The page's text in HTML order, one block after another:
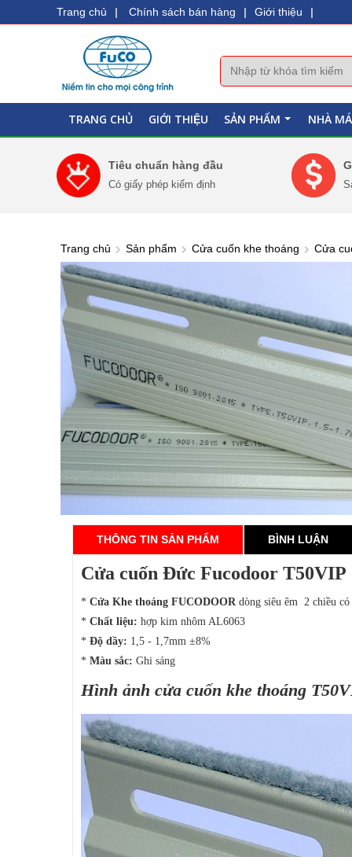
Trang chủ | Chính sách bán hàng | Giới thiệu |
TRANG CHỦ GIỚI THIỆU SẢN PHẨM NHÀ
Tiêu chuẩn hàng đầu
Có giấy phép kiểm định
Trang chủ Sản phẩm Cửa cuốn khe thoáng Cửa
THÔNG TIN SẢN PHẨM BÌNH LUẬN
Cửa cuốn Đức Fucodoor T50VIP
* Cửa Khe thoáng FUCODOOR dòng siêu êm 2 chiều
* Chất liệu: hợp kim nhôm AL6063
* Độ dầy: 1,5 - 1,7mm ±8%
* Màu sắc: Ghi sáng
Hình ảnh cửa cuốn khe thoáng